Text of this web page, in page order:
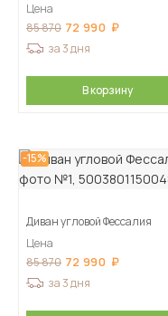
Цена
85 870 72 990
за 3 дня
В корзину
-15%
Диван угловой Фессалия
Цена
85 870 72 990
за 3 дня